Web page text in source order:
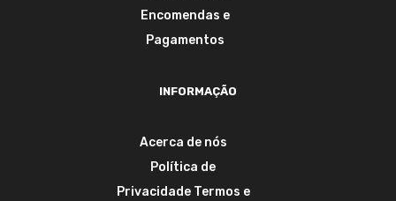
Encomendas e
Pagamentos
INFORMAÇÃO
Acerca de nós
Política de
Privacidade Termos e